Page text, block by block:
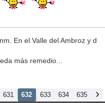
En el Valle del Ambroz y d
más remedio...
631 632 633 634 635